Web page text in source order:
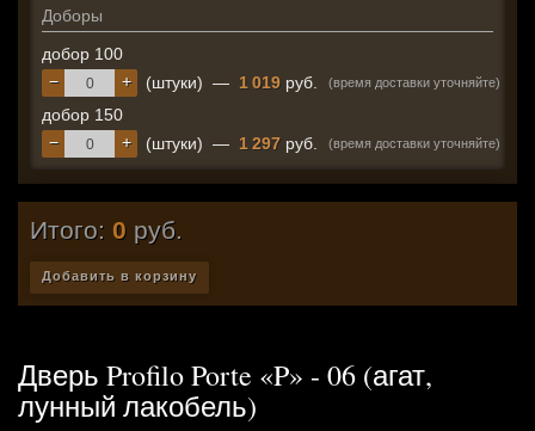
Доборы
добор 100
+
− (штуки) — 1 019 руб. (время доставки уточняйте)
добор 150
+
− (штуки) — 1 297 руб. (время доставки уточняйте)
Итого: 0 руб.
Добавить в корзину
Дверь Profilo Porte «P» - 06 (агат,
лунный лакобель)